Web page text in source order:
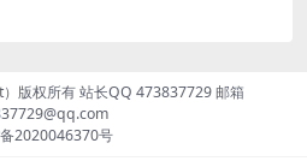
版权所有 站长QQ 473837729 邮箱
2020046370号